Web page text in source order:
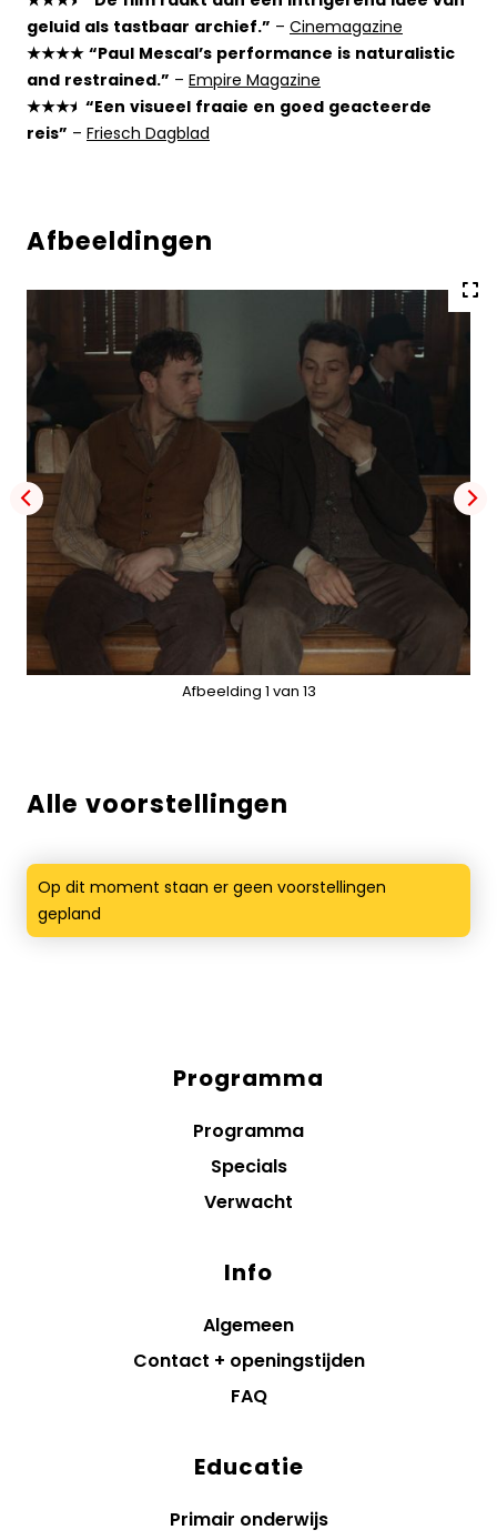
geluid als tastbaar archief.” – Cinemagazine
★★★★ “Paul Mescal’s performance is naturalistic
and restrained.” – Empire Magazine
★★★⯨ “Een visueel fraaie en goed geacteerde
reis” – Friesch Dagblad
Afbeeldingen
Alle voorstellingen
Op dit moment staan er geen voorstellingen
gepland
Programma
Programma
Specials
Verwacht
Info
Algemeen
Contact + openingstijden
FAQ
Educatie
Primair onderwijs